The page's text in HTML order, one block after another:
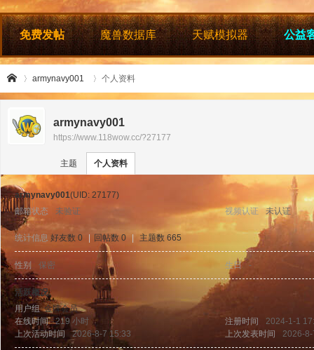
免费发帖 魔兽数据库 天赋模拟器 公益
8w
armynavy001
›
个人资料
armynavy001
https://www.118wow.cc/?27177
主题 个人资料
armynavy001(UID: 27177)
邮箱状态
未验证 视频认证 未认证
统计信息 好友数 0 回帖数 0 主题数 665
性别 保密 生日 -
活跃概况
用户组金牌会员
在线时间
219 小时 注册时间
2024-1-1
上次活动时间
2026-8-7 15:33 上次发表时间 2026-